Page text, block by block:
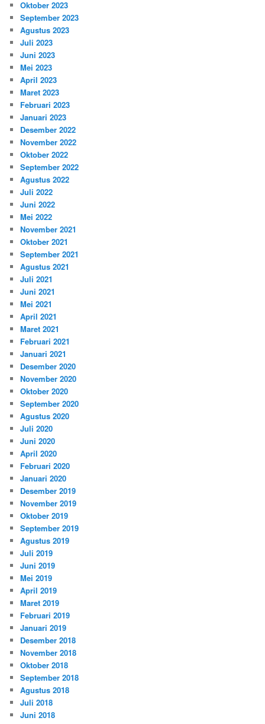
Oktober 2023
September 2023
Agustus 2023
Juli 2023
Juni 2023
Mei 2023
April 2023
Maret 2023
Februari 2023
Januari 2023
Desember 2022
November 2022
Oktober 2022
September 2022
Agustus 2022
Juli 2022
Juni 2022
Mei 2022
November 2021
Oktober 2021
September 2021
Agustus 2021
Juli 2021
Juni 2021
Mei 2021
April 2021
Maret 2021
Februari 2021
Januari 2021
Desember 2020
November 2020
Oktober 2020
September 2020
Agustus 2020
Juli 2020
Juni 2020
April 2020
Februari 2020
Januari 2020
Desember 2019
November 2019
Oktober 2019
September 2019
Agustus 2019
Juli 2019
Juni 2019
Mei 2019
April 2019
Maret 2019
Februari 2019
Januari 2019
Desember 2018
November 2018
Oktober 2018
September 2018
Agustus 2018
Juli 2018
Juni 2018